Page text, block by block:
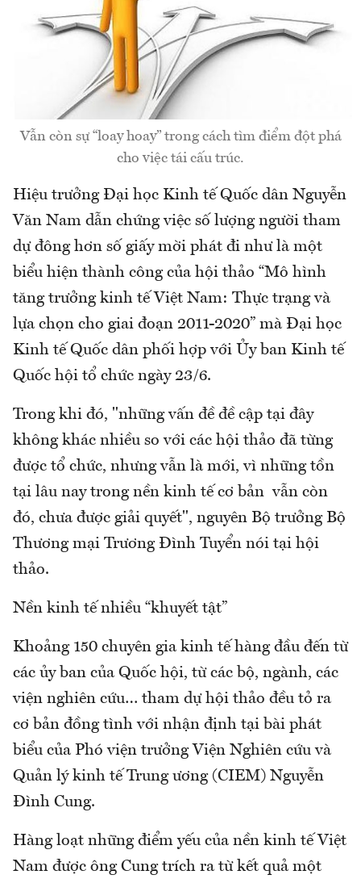
Vẫn còn sự “loay hoay” trong cách tìm điểm đột phá
cho việc tái cấu trúc.
Hiệu trưởng Đại học Kinh tế Quốc dân Nguyễn
Văn Nam dẫn chứng việc số lượng người tham
dự đông hơn số giấy mời phát đi như là một
biểu hiện thành công của hội thảo “Mô hình
tăng trưởng kinh tế Việt Nam: Thực trạng và
lựa chọn cho giai đoạn 2011-2020” mà Đại học
Kinh tế Quốc dân phối hợp với Ủy ban Kinh tế
Quốc hội tổ chức ngày 23/6.
Trong khi đó, "những vấn đề đề cập tại đây
không khác nhiều so với các hội thảo đã từng
được tổ chức, nhưng vẫn là mới, vì những tồn
tại lâu nay trong nền kinh tế cơ bản vẫn còn
đó, chưa được giải quyết", nguyên Bộ trưởng Bộ
Thương mại Trương Đình Tuyển nói tại hội
thảo.
Nền kinh tế nhiều “khuyết tật”
Khoảng 150 chuyên gia kinh tế hàng đầu đến từ
các ủy ban của Quốc hội, từ các bộ, ngành, các
viện nghiên cứu… tham dự hội thảo đều tỏ ra
cơ bản đồng tình với nhận định tại bài phát
biểu của Phó viện trưởng Viện Nghiên cứu và
Quản lý kinh tế Trung ương (CIEM) Nguyễn
Đình Cung.
Hàng loạt những điểm yếu của nền kinh tế Việt
Nam được ông Cung trích ra từ kết quả một